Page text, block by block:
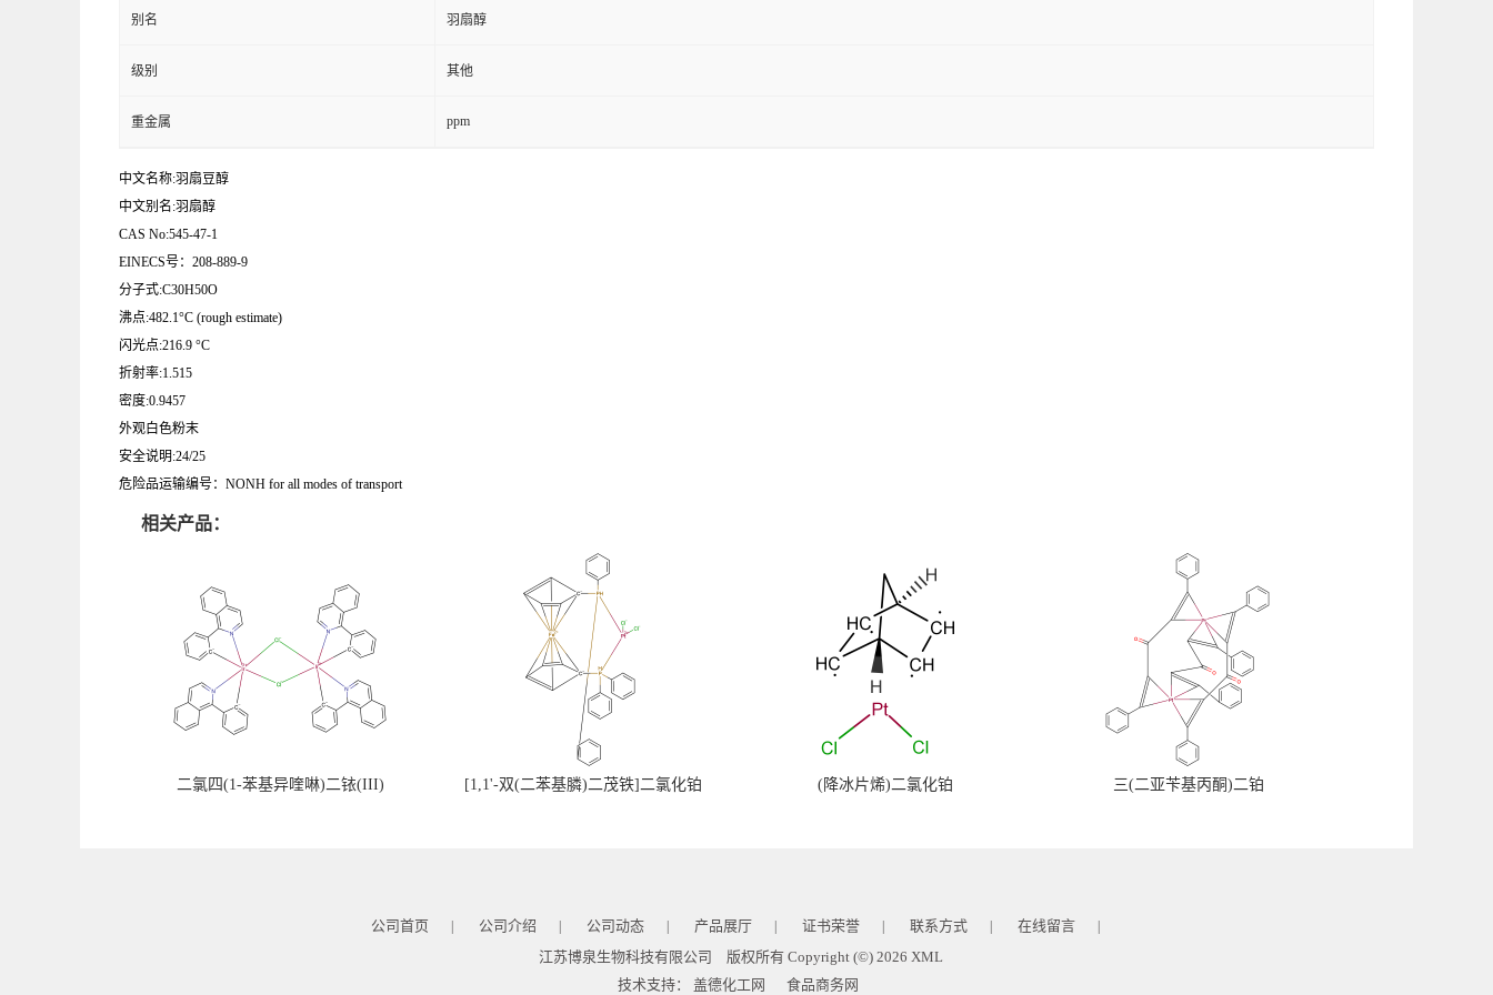
别名 羽扇醇
级别 其他
重金属 ppm
中文名称:羽扇豆醇
中文别名:羽扇醇
CAS No:545-47-1
EINECS号：208-889-9
分子式:C30H50O
沸点:482.1°C (rough estimate)
闪光点:216.9 °C
折射率:1.515
密度:0.9457
外观白色粉末
安全说明:24/25
危险品运输编号：NONH for all modes of transport
相关产品：
二氯四(1-苯基异喹啉)二铱(III) [1,1'-双(二苯基膦)二茂铁]二氯化铂 (降冰片烯)二氯化铂 三(二亚苄基丙酮)二铂
公司首页 公司介绍 公司动态 产品展厅 证书荣誉 联系方式 在线留言
江苏博泉生物科技有限公司 版权所有 Copyright (©) 2026 XML
技术支持： 盖德化工网 食品商务网